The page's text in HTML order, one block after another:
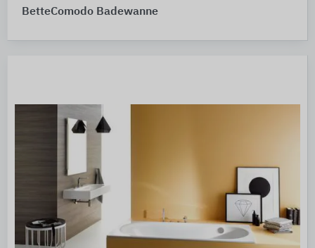
BetteComodo Badewanne